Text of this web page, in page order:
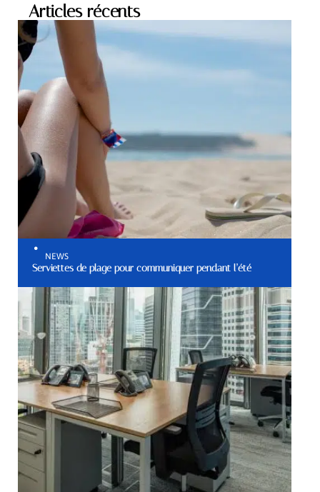
Articles récents
NEWS
Serviettes de plage pour communiquer pendant l’été